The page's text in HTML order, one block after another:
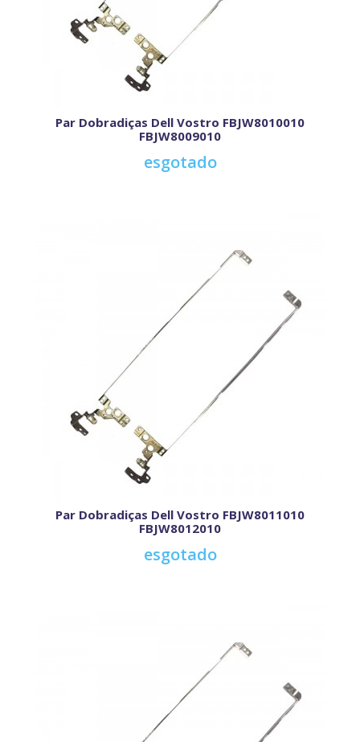
Par Dobradiças Dell Vostro FBJW8010010
FBJW8009010
esgotado
Par Dobradiças Dell Vostro FBJW8011010
FBJW8012010
esgotado